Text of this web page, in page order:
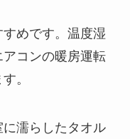
めです。温度湿
コンの暖房運転
。
濡らしたタオル